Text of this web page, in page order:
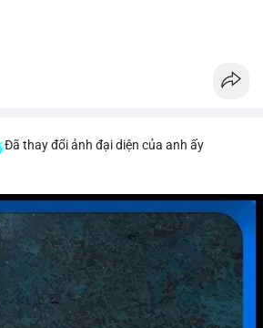
Đã thay đổi ảnh đại diện của anh ấy